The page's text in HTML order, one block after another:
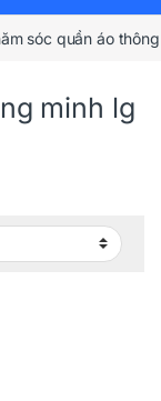
sóc quần áo
minh lg